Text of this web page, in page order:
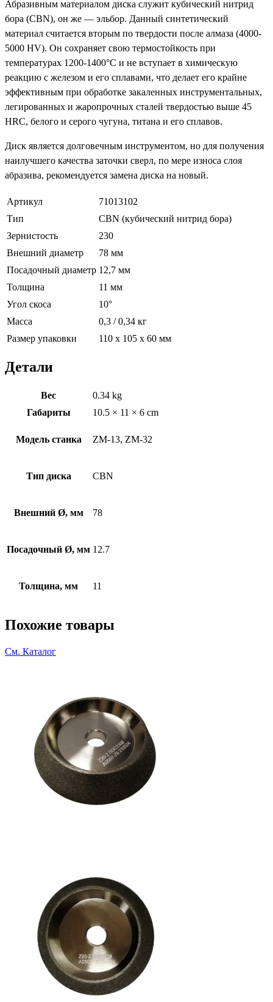
Абразивным материалом диска служит кубический нитрид
бора (CBN), он же — эльбор. Данный синтетический
материал считается вторым по твердости после алмаза (4000-
5000 HV). Он сохраняет свою термостойкость при
температурах 1200-1400°С и не вступает в химическую
реакцию с железом и его сплавами, что делает его крайне
эффективным при обработке закаленных инструментальных,
легированных и жаропрочных сталей твердостью выше 45
HRC, белого и серого чугуна, титана и его сплавов.
Диск является долговечным инструментом, но для получения
наилучшего качества заточки сверл, по мере износа слоя
абразива, рекомендуется замена диска на новый.
Артикул
71013102
Тип
CBN (кубический нитрид бора)
Зернистость
230
Внешний диаметр
78 мм
Посадочный диаметр 12,7 мм
Толщина
11 мм
Угол скоса
10°
Масса
0,3 / 0,34 кг
Размер упаковки
110 х 105 х 60 мм
Детали
Вес
0.34 kg
Габариты
10.5 × 11 × 6 cm
Модель станка ZM-13, ZM-32
Тип диска CBN
Внешний Ø, мм 78
Посадочный Ø, мм 12.7
Толщина, мм 11
Похожие товары
См. Каталог